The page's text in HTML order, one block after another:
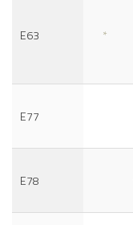
E63 *
E77
E78